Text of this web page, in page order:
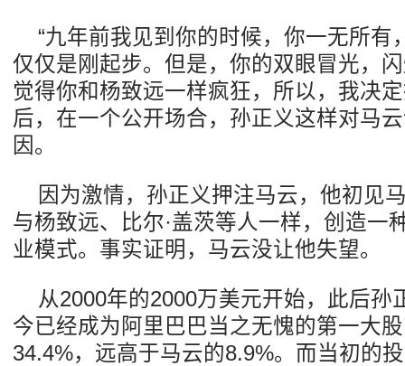
“九年前我见到你的时候，你一无所有
仅仅是刚起步。但是，你的双眼冒光，
觉得你和杨致远一样疯狂，所以，我决
后，在一个公开场合，孙正义这样对马
因。
因为激情，孙正义押注马云，他初见
与杨致远、比尔·盖茨等人一样，创造一
业模式。事实证明，马云没让他失望。
从2000年的2000万美元开始，此后孙
今已经成为阿里巴巴当之无愧的第一大
34.4%，远高于马云的8.9%。而当初的